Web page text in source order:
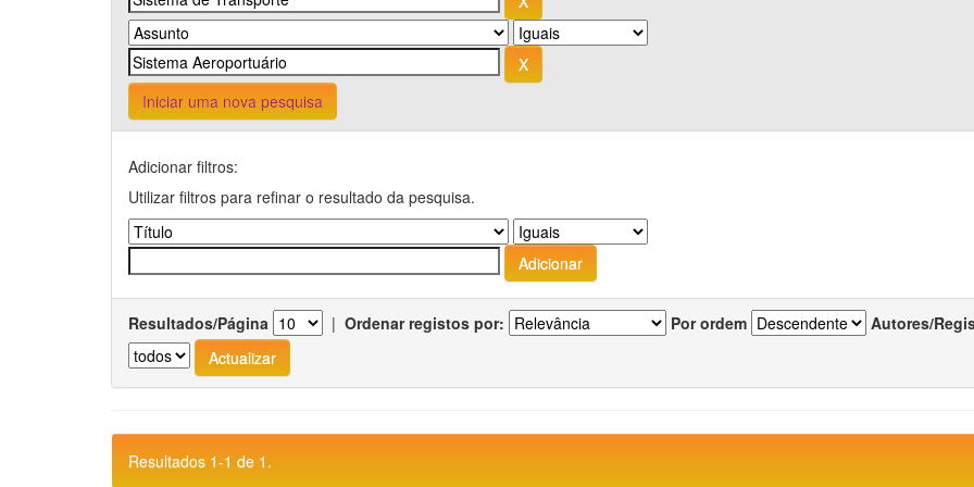
Iniciar uma nova pesquisa
Adicionar filtros:
Utilizar filtros para refinar o resultado da pesquisa.
Resultados/Página | Ordenar registos por: Por ordem Autores/
Resultados 1-1 de 1.